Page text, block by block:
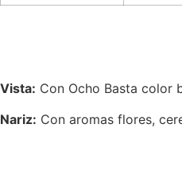
Vista: Con Ocho Basta color
Nariz: Con aromas flores,